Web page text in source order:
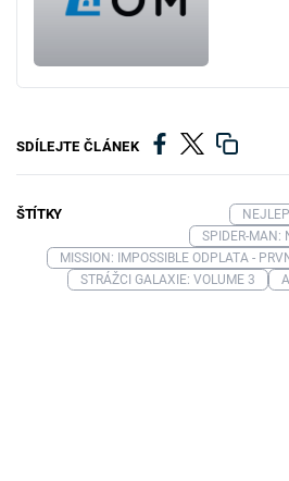
SDÍLEJTE ČLÁNEK
ŠTÍTKY
SPIDER-MAN:
MISSION: IMPOSSIBLE ODPLATA -
STRÁŽCI GALAXIE: VOLUME 3